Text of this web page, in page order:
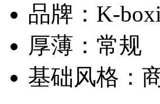
品牌：K-
厚薄：常规
基础风格：